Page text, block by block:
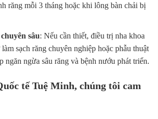
răng mỗi 3 tháng hoặc khi lông bàn chải bị
sâu: Nếu cần thiết, điều trị nha khoa
sạch răng chuyên nghiệp hoặc phẫu thuật
ngăn ngừa sâu răng và bệnh nướu phát triển.
tế Tuệ Minh, chúng tôi cam